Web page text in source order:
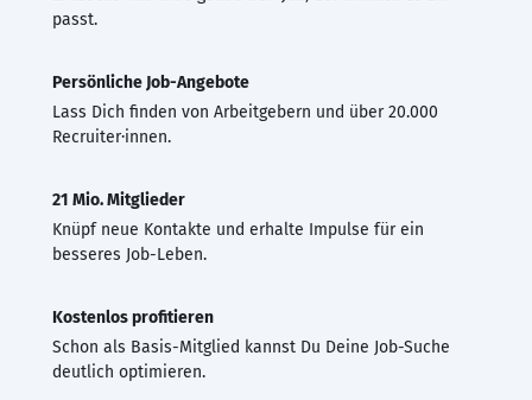
passt.
Persönliche Job-Angebote
Lass Dich finden von Arbeitgebern und über 20.000
Recruiter·innen.
21 Mio. Mitglieder
Knüpf neue Kontakte und erhalte Impulse für ein
besseres Job-Leben.
Kostenlos profitieren
Schon als Basis-Mitglied kannst Du Deine Job-Suche
deutlich optimieren.